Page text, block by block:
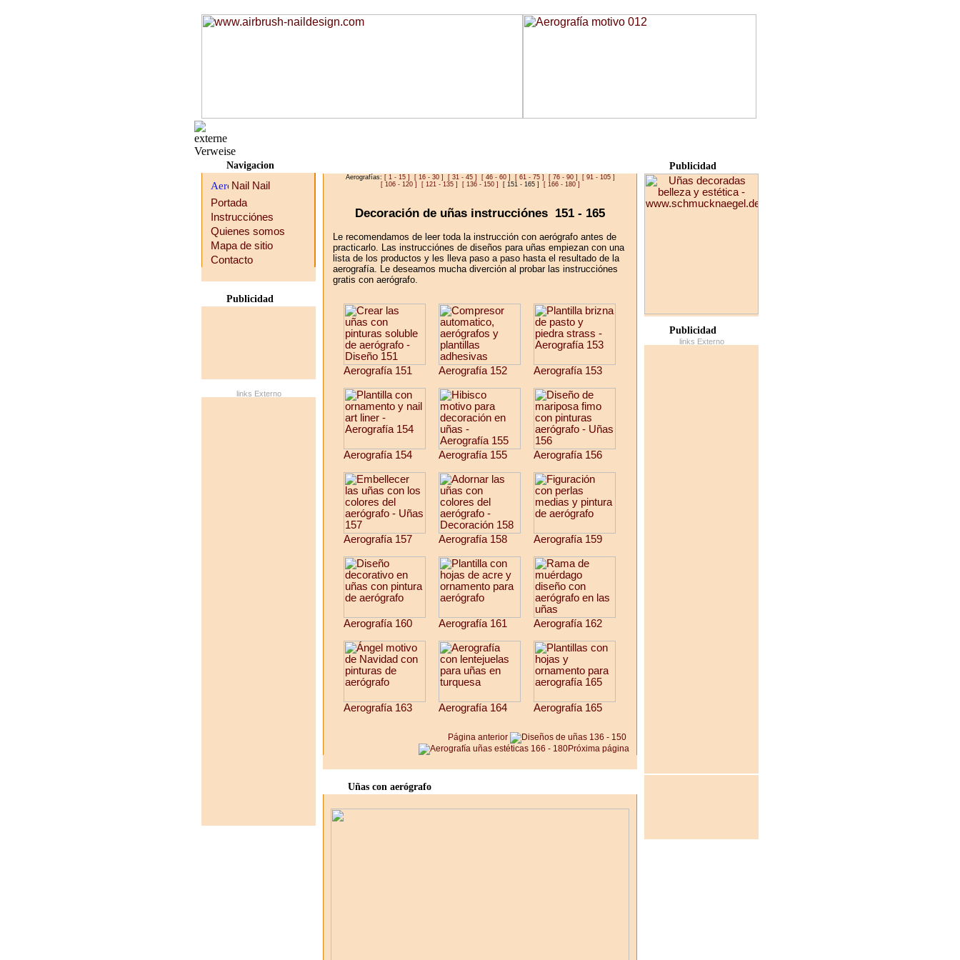
Aerografías: [ 1 - 15 ] [ 16 - 30 ] [ 31 - 45 ] [ 46 - 60 ] [ 61 - 75 ] [ 76 - 90 ]
[ 91 - 105 ]
[ 106 - 120 ]
[ 121 - 135 ] [ 136 - 150 ] [ 151 - 165 ] [ 166 - 180 ]
Decoración de uñas instrucciónes 151 - 165
Le recomendamos de leer toda la instrucción con aerógrafo antes de
practicarlo. Las instrucciónes de diseños para uñas empiezan con una
lista de los productos y les lleva paso a paso hasta el resultado de la
aerografía. Le deseamos mucha diverción al probar las instrucciónes
gratis con aerógrafo.
Aerografía 151 Aerografía 152 Aerografía 153
Aerografía 154 Aerografía 155 Aerografía 156
Aerografía 157 Aerografía 158 Aerografía 159
Aerografía 160 Aerografía 161 Aerografía 162
Aerografía 163 Aerografía 164 Aerografía 165
Página anterior
Próxima página
Uñas con aerógrafo
Publicidad
Publicidad
links Externo
Navigacion
Portada
Instrucciónes
Quienes somos
Mapa de sitio
Contacto
Publicidad
links Externo